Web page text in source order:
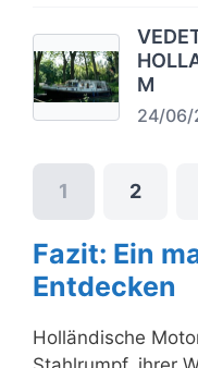
M
24/06/
1 2
Fazit: Ein
Entdecken
Holländische